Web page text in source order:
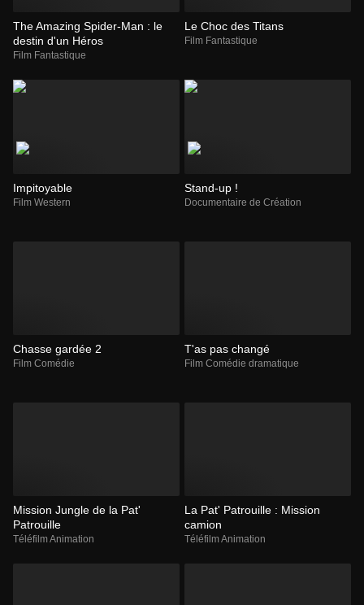
The Amazing Spider-Man : le
destin d'un Héros
Film Fantastique
Le Choc des Titans
Film Fantastique
Impitoyable
Film Western
Stand-up !
Documentaire de Création
Chasse gardée 2
Film Comédie
T'as pas changé
Film Comédie dramatique
Mission Jungle de la Pat'
Patrouille
Téléfilm Animation
La Pat' Patrouille : Mission
camion
Téléfilm Animation